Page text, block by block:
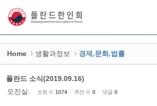
Home 생활과정보 경제,문화,법률
폴란드 소식(2019.09.16)
오진실.
조회 수 1074 추천 수 0 댓글 0